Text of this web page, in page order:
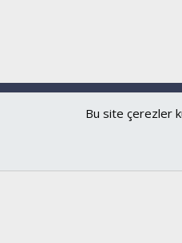
Bu site çerezler